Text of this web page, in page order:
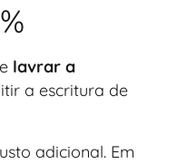
lavrar a
a escritura de
adicional. Em